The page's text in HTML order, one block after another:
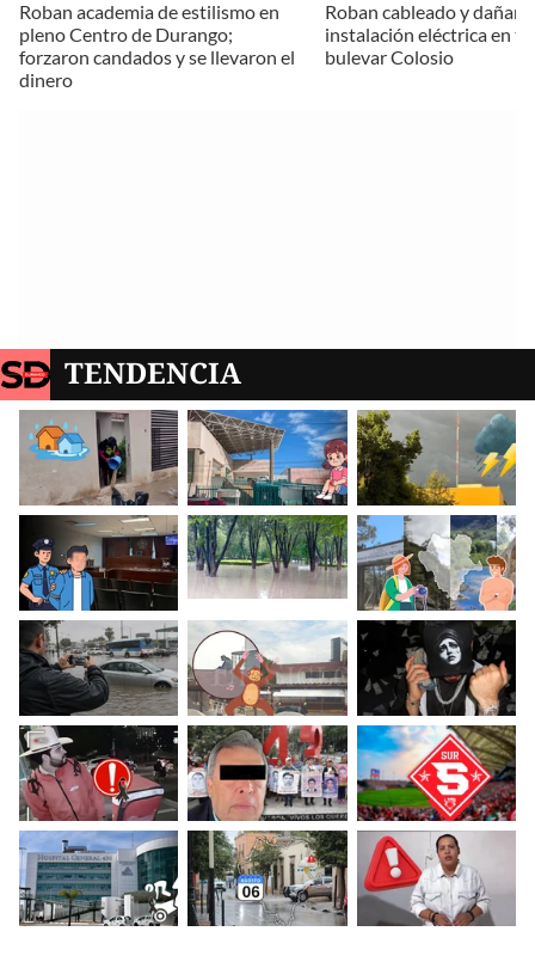
Roban academia de estilismo en
pleno Centro de Durango;
forzaron candados y se llevaron el
dinero
Roban cableado y dañan
instalación eléctrica en
bulevar Colosio
TENDENCIA